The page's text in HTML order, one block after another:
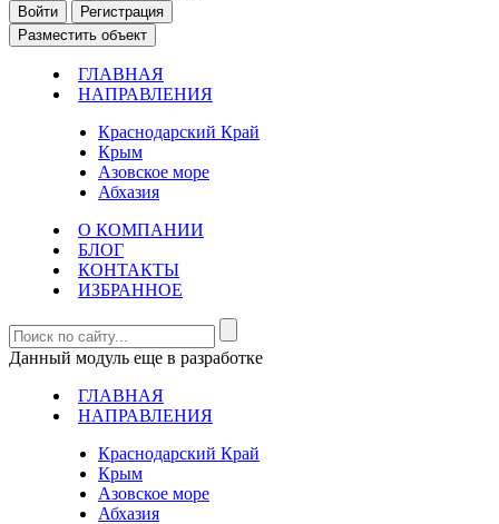
Войти
Регистрация
Разместить объект
ГЛАВНАЯ
НАПРАВЛЕНИЯ
Краснодарский Край
Крым
Азовское море
Абхазия
О КОМПАНИИ
БЛОГ
КОНТАКТЫ
ИЗБРАННОЕ
Данный модуль еще в разработке
ГЛАВНАЯ
НАПРАВЛЕНИЯ
Краснодарский Край
Крым
Азовское море
Абхазия